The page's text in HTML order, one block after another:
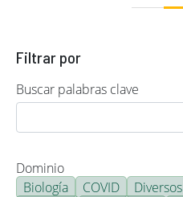
Filtrar por
Buscar palabras clave
Dominio
Biología
COVID Diversos